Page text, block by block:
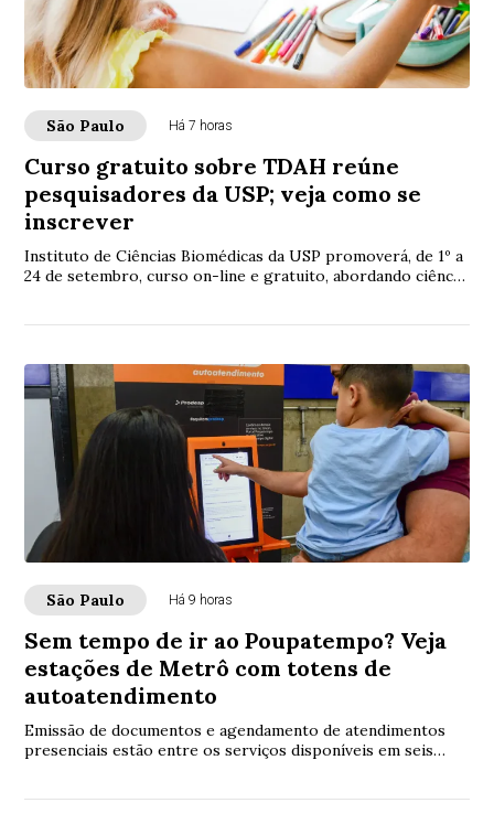
São Paulo Há 7 horas
Curso gratuito sobre TDAH reúne
pesquisadores da USP; veja como se
inscrever
Instituto de Ciências Biomédicas da USP promoverá, de 1º a
24 de setembro, curso on-line e gratuito, abordando ciência,
São Paulo Há 9 horas
Sem tempo de ir ao Poupatempo? Veja
estações de Metrô com totens de
autoatendimento
Emissão de documentos e agendamento de atendimentos
presenciais estão entre os serviços disponíveis em seis